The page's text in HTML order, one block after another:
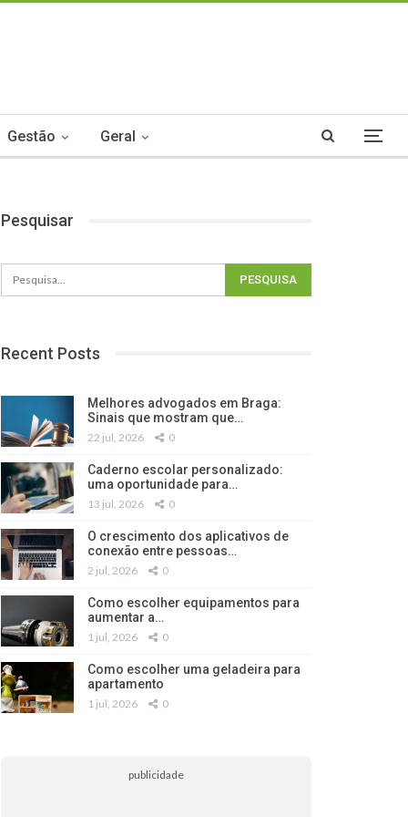
Gestão Geral
Pesquisar
Recent Posts
Melhores advogados em Braga:
Sinais que mostram que…
22 jul, 2026 0
Caderno escolar personalizado:
uma oportunidade para…
13 jul, 2026 0
O crescimento dos aplicativos de
conexão entre pessoas…
2 jul, 2026 0
Como escolher equipamentos para
aumentar a…
1 jul, 2026 0
Como escolher uma geladeira para
apartamento
1 jul, 2026 0
publicidade